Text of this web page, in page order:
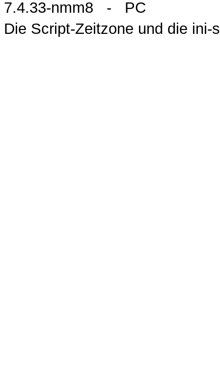
7.4.33-nmm8 - PC
Die Script-Zeitzone und die